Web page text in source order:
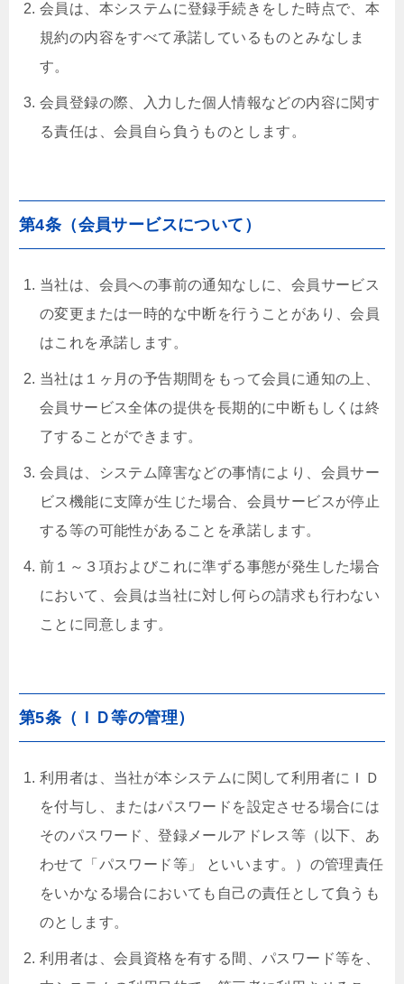
会員は、本システムに登録手続きをした時点で、本
規約の内容をすべて承諾しているものとみなしま
す。
会員登録の際、入力した個人情報などの内容に関す
る責任は、会員自ら負うものとします。
第4条（会員サービスについて）
当社は、会員への事前の通知なしに、会員サービス
の変更または一時的な中断を行うことがあり、会員
はこれを承諾します。
当社は１ヶ月の予告期間をもって会員に通知の上、
会員サービス全体の提供を長期的に中断もしくは終
了することができます。
会員は、システム障害などの事情により、会員サー
ビス機能に支障が生じた場合、会員サービスが停止
する等の可能性があることを承諾します。
前１～３項およびこれに準ずる事態が発生した場合
において、会員は当社に対し何らの請求も行わない
ことに同意します。
第5条（ＩＤ等の管理）
利用者は、当社が本システムに関して利用者にＩＤ
を付与し、またはパスワードを設定させる場合には
そのパスワード、登録メールアドレス等（以下、あ
わせて「パスワード等」 といいます。）の管理責任
をいかなる場合においても自己の責任として負うも
のとします。
利用者は、会員資格を有する間、パスワード等を、